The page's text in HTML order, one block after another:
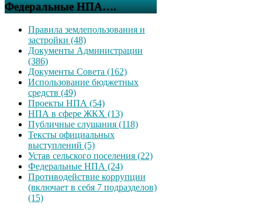
Федеральные НПА….
Правила землепользования и
застройки (48)
Документы Администрации
(386)
Документы Совета (162)
Использование бюджетных
средств (49)
Проекты НПА (54)
НПА в сфере ЖКХ (13)
Публичные слушания (118)
Тексты официальных
выступлений (5)
Устав сельского поселения (22)
Федеральные НПА (24)
Противодействие коррупции
(включает в себя 7 подразделов)
(15)